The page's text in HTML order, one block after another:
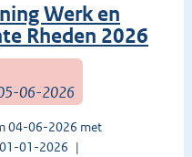
Werk en
Rheden 2026
06-2026
04-06-2026 met
01-2026